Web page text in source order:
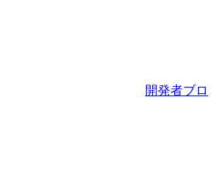
開発者ブロ